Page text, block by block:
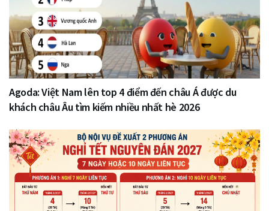
Agoda: Việt Nam lên top 4 điểm đến châu Á được du
khách châu Âu tìm kiếm nhiều nhất hè 2026